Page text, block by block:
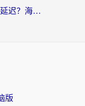
打龙之谷什么加速器可以降低延迟？海外玩家亲测有效的国服加速指南
版